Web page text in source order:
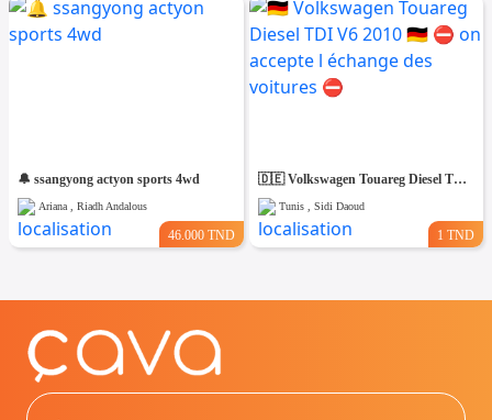
🔔 ssangyong actyon sports 4wd
Ariana , Riadh Andalous
46.000 TND
🇩🇪 Volkswagen Touareg Diesel TDI V6 2010 🇩🇪 ⛔️ on accepte l échange des voitures ⛔️
Tunis , Sidi Daoud
1 TND